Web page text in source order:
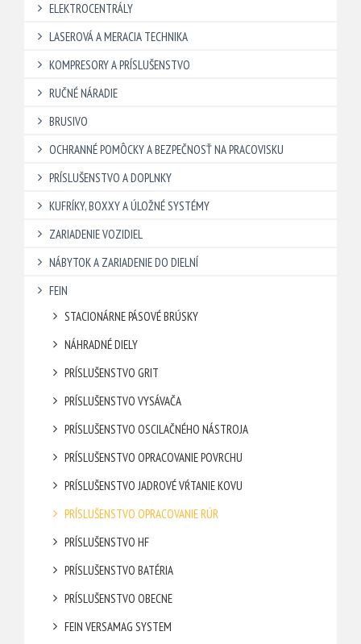
ELEKTROCENTRÁLY
LASEROVÁ A MERACIA TECHNIKA
KOMPRESORY A PRÍSLUŠENSTVO
RUČNÉ NÁRADIE
BRUSIVO
OCHRANNÉ POMÔCKY A BEZPEČNOSŤ NA PRACOVISKU
PRÍSLUŠENSTVO A DOPLNKY
KUFRÍKY, BOXXY A ÚLOŽNÉ SYSTÉMY
ZARIADENIE VOZIDIEL
NÁBYTOK A ZARIADENIE DO DIELNÍ
FEIN
STACIONÁRNE PÁSOVÉ BRÚSKY
NÁHRADNÉ DIELY
PRÍSLUŠENSTVO GRIT
PRÍSLUŠENSTVO VYSÁVAČA
PRÍSLUŠENSTVO OSCILAČNÉHO NÁSTROJA
PRÍSLUŠENSTVO OPRACOVANIE POVRCHU
PRÍSLUŠENSTVO JADROVÉ VŔTANIE KOVU
PRÍSLUŠENSTVO OPRACOVANIE RÚR
PRÍSLUŠENSTVO HF
PRÍSLUŠENSTVO BATÉRIA
PRÍSLUŠENSTVO OBECNE
FEIN VERSAMAG SYSTEM